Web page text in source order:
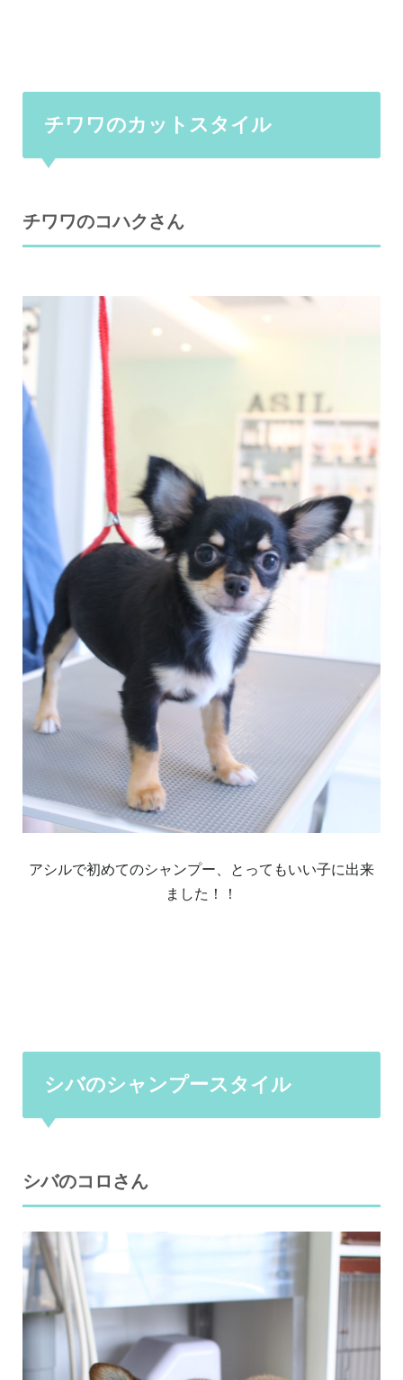
チワワのカットスタイル
チワワのコハクさん
アシルで初めてのシャンプー、とってもいい子に出来
ました！！
シバのシャンプースタイル
シバのコロさん